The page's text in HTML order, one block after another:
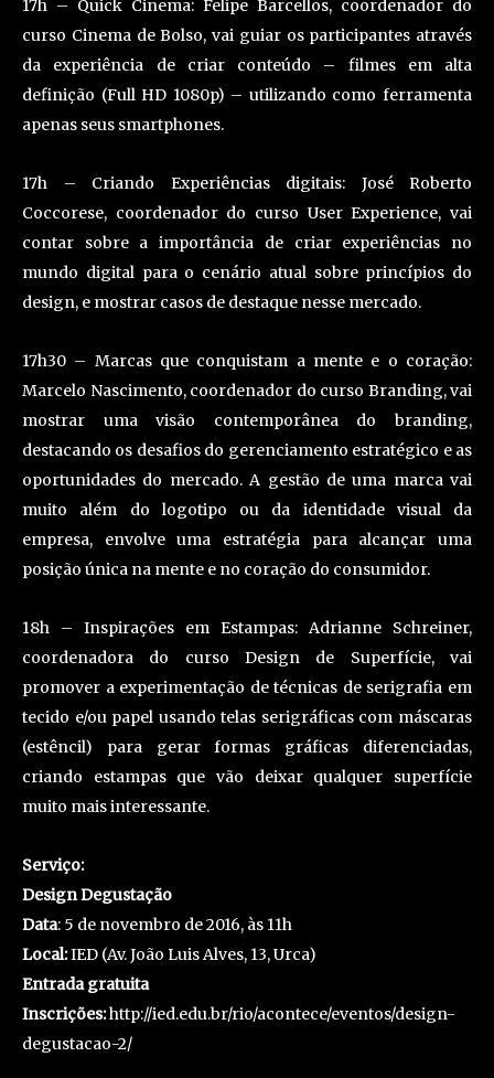
17h – Quick Cinema: Felipe Barcellos, coordenador do
curso Cinema de Bolso, vai guiar os participantes através
da experiência de criar conteúdo – filmes em alta
definição (Full HD 1080p) – utilizando como ferramenta
apenas seus smartphones.
17h – Criando Experiências digitais: José Roberto
Coccorese, coordenador do curso User Experience, vai
contar sobre a importância de criar experiências no
mundo digital para o cenário atual sobre princípios do
design, e mostrar casos de destaque nesse mercado.
17h30 – Marcas que conquistam a mente e o coração:
Marcelo Nascimento, coordenador do curso Branding, vai
mostrar uma visão contemporânea do branding,
destacando os desafios do gerenciamento estratégico e as
oportunidades do mercado. A gestão de uma marca vai
muito além do logotipo ou da identidade visual da
empresa, envolve uma estratégia para alcançar uma
posição única na mente e no coração do consumidor.
18h – Inspirações em Estampas: Adrianne Schreiner,
coordenadora do curso Design de Superfície, vai
promover a experimentação de técnicas de serigrafia em
tecido e/ou papel usando telas serigráficas com máscaras
(estêncil) para gerar formas gráficas diferenciadas,
criando estampas que vão deixar qualquer superfície
muito mais interessante.
Serviço:
Design Degustação
Data: 5 de novembro de 2016, às 11h
Local:IED (Av. João Luis Alves, 13, Urca)
Entrada gratuita
Inscrições:http://ied.edu.br/rio/acontece/eventos/design-
degustacao-2/